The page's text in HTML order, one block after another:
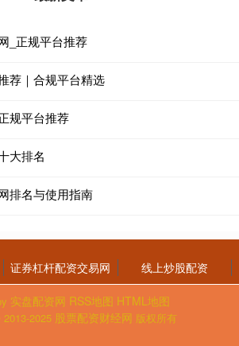
_正规平台推荐
荐｜合规平台精选
规平台推荐
大排名
排名与使用指南
证券杠杆配资交易网 线上炒股配资
实盘配资网 RSS地图 HTML地图
2025 股票配资财经网 版权所有